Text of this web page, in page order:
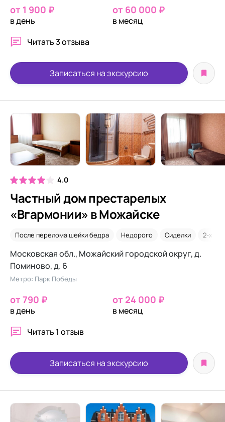
от 1 900 ₽
в день
от 60 000 ₽
в месяц
Читать3 отзыва
Записаться на экскурсию
4.0
Частный дом престарелых
«Вгармонии» в Можайске
После перелома шейки бедра Недорого Сиделки 2-х
Московская обл., Можайский городской округ, д.
Поминово, д. 6
Метро: Парк Победы
от 790 ₽
в день
от 24 000 ₽
в месяц
Читать 1 отзыв
Записаться на экскурсию